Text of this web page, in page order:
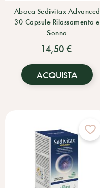
Aboca Sedivitax Advanced
30 Capsule Rilassamento e
Sonno
14,50 €
ACQUISTA